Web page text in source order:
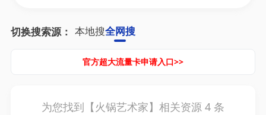
切换搜索源： 本地搜全网搜
官方超大流量卡申请入口>>
为您找到【火锅艺术家】相关资源 4 条